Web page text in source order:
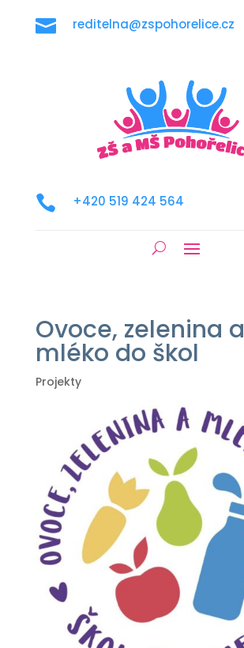
 reditelna@zspohorelice.cz
 +420 519 424 564
Ovoce, zelenina a
mléko do škol
Projekty